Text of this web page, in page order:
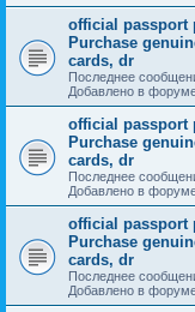
official passport
Purchase
cards, dr
Последнее
Добавлено в
official passport
Purchase
cards, dr
Последнее
Добавлено в
official passport
Purchase
cards, dr
Последнее
Добавлено в